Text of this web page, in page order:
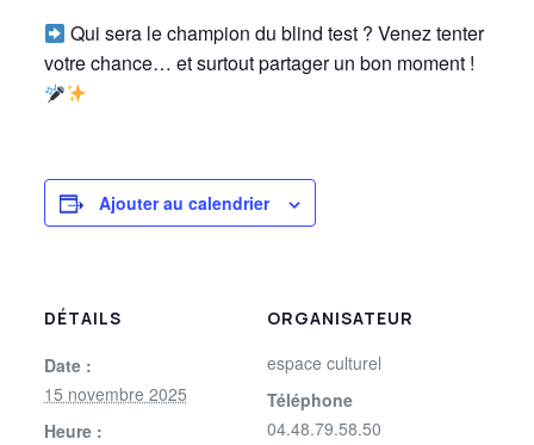
Qui sera le champion du blind test ? Venez tenter
votre chance… et surtout partager un bon moment !
Ajouter au calendrier
DÉTAILS
Date :
15 novembre 2025
Heure :
ORGANISATEUR
espace culturel
Téléphone
04.48.79.58.50